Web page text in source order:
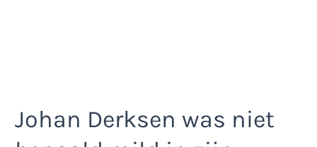
Johan Derksen was niet